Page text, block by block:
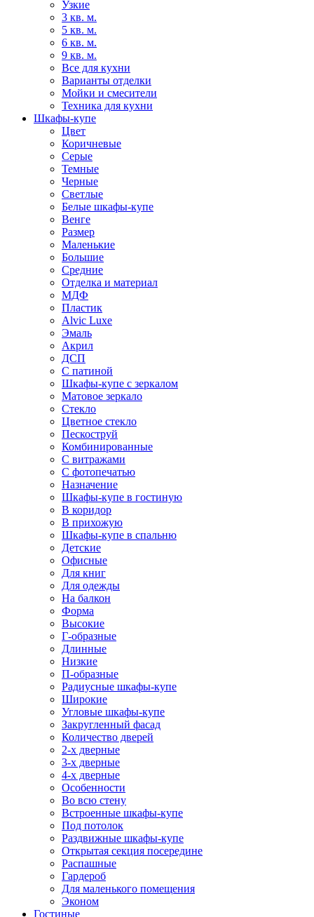
Узкие
3 кв. м.
5 кв. м.
6 кв. м.
9 кв. м.
Все для кухни
Варианты отделки
Мойки и смесители
Техника для кухни
Шкафы-купе
Цвет
Коричневые
Серые
Темные
Черные
Светлые
Белые шкафы-купе
Венге
Размер
Маленькие
Большие
Средние
Отделка и материал
МДФ
Пластик
Alvic Luxe
Эмаль
Акрил
ДСП
С патиной
Шкафы-купе с зеркалом
Матовое зеркало
Стекло
Цветное стекло
Пескоструй
Комбинированные
С витражами
С фотопечатью
Назначение
Шкафы-купе в гостиную
В коридор
В прихожую
Шкафы-купе в спальню
Детские
Офисные
Для книг
Для одежды
На балкон
Форма
Высокие
Г-образные
Длинные
Низкие
П-образные
Радиусные шкафы-купе
Широкие
Угловые шкафы-купе
Закругленный фасад
Количество дверей
2-х дверные
3-х дверные
4-х дверные
Особенности
Во всю стену
Встроенные шкафы-купе
Под потолок
Раздвижные шкафы-купе
Открытая секция посередине
Распашные
Гардероб
Для маленького помещения
Эконом
Гостиные